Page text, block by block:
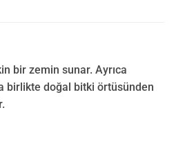
bir zemin sunar. Ayrıca
birlikte doğal bitki örtüsünden